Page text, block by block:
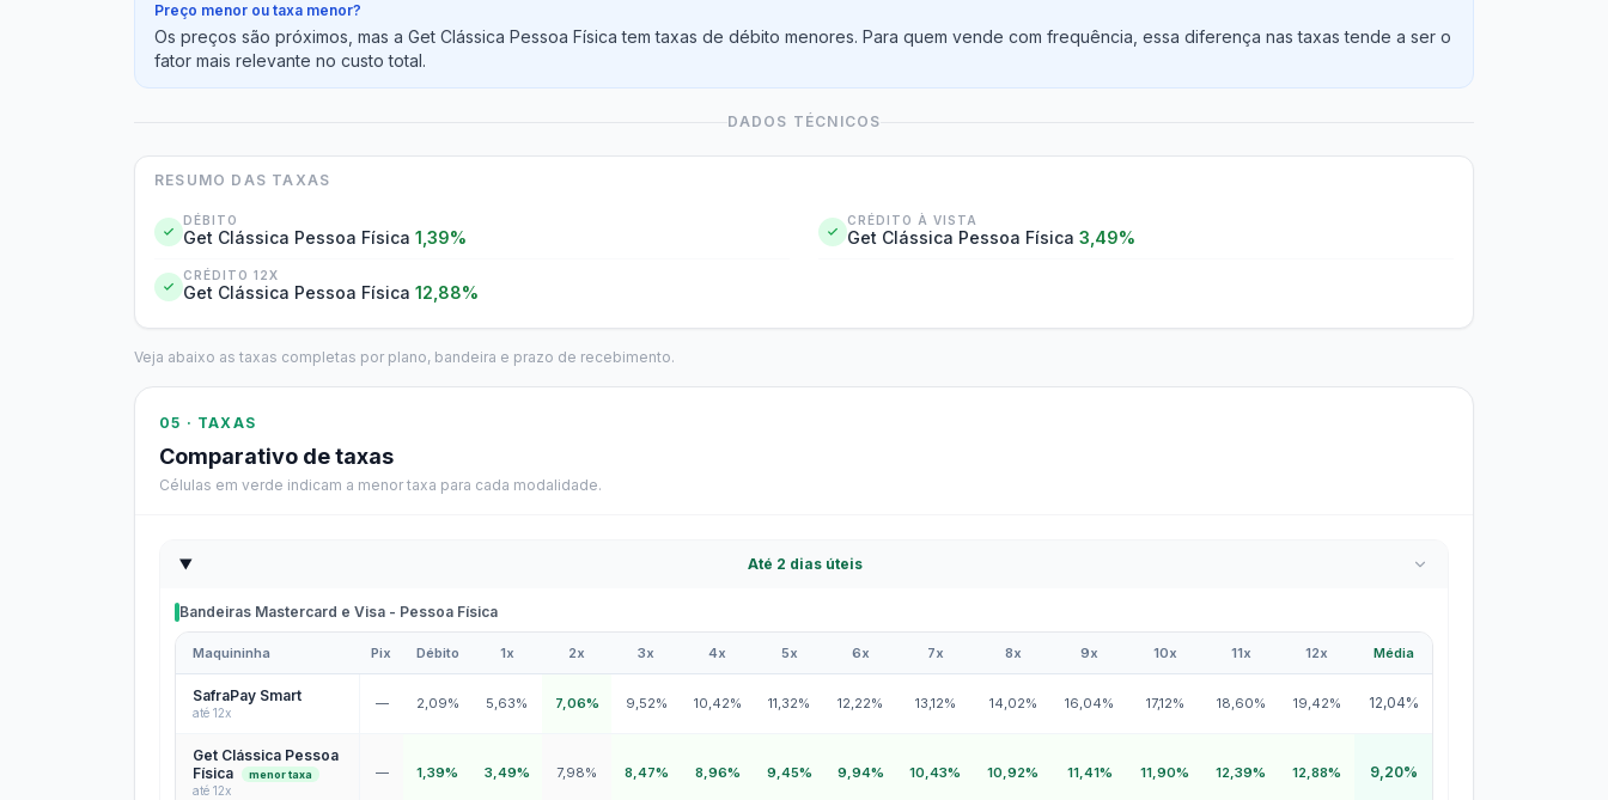
Preço menor ou taxa menor?
Os preços são próximos, mas a Get Clássica Pessoa Física tem taxas de débito menores. Para quem vende com frequência, essa diferença nas taxas tende a ser o
fator mais relevante no custo total.
DADOS TÉCNICOS
RESUMO DAS TAXAS
DÉBITO
Get Clássica Pessoa Física 1,39%
CRÉDITO À VISTA
Get Clássica Pessoa Física 3,49%
CRÉDITO 12X
Get Clássica Pessoa Física 12,88%
Veja abaixo as taxas completas por plano, bandeira e prazo de recebimento.
05 · TAXAS
Comparativo de taxas
Células em verde indicam a menor taxa para cada modalidade.
Até 2 dias úteis
Bandeiras Mastercard e Visa - Pessoa Física
Maquininha Pix Débito 1x 2x 3x 4x 5x 6x 7x 8x 9x 10x 11x 12x Média
SafraPay Smart
até 12x
— 2,09% 5,63% 7,06% 9,52% 10,42% 11,32% 12,22% 13,12% 14,02% 16,04% 17,12% 18,60% 19,42% 12,04%
Get Clássica Pessoa
Física
menor taxa
até 12x
— 1,39% 3,49% 7,98% 8,47% 8,96% 9,45% 9,94% 10,43% 10,92% 11,41% 11,90% 12,39% 12,88% 9,20%